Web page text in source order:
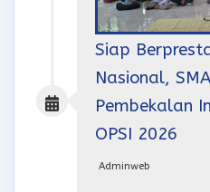
Siap
Nasional,
Pembekalan
OPSI 2026
Adminweb